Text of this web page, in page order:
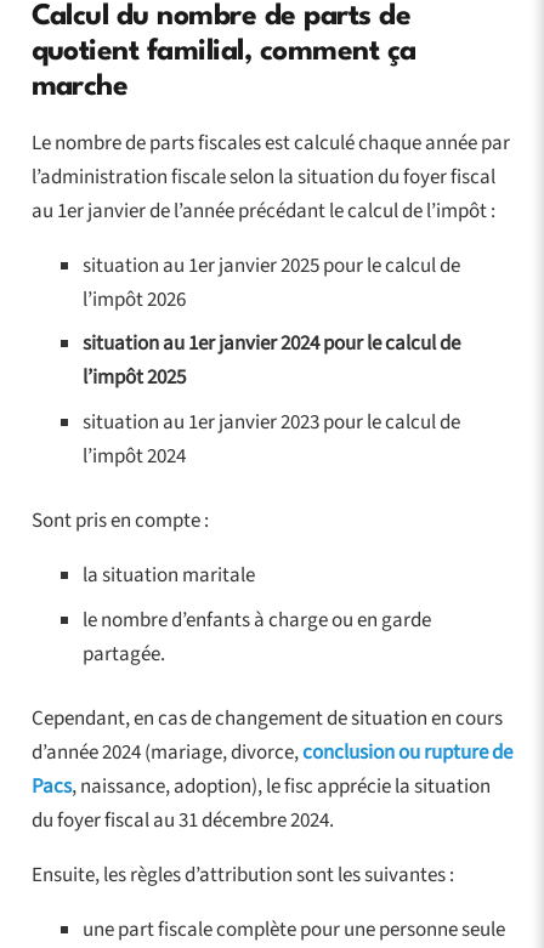
Calcul du nombre de parts de
quotient familial, comment ça
marche
Le nombre de parts fiscales est calculé chaque année par
l’administration fiscale selon la situation du foyer fiscal
au 1er janvier de l’année précédant le calcul de l’impôt :
situation au 1er janvier 2025 pour le calcul de
l’impôt 2026
situation au 1er janvier 2024 pour le calcul de
l’impôt 2025
situation au 1er janvier 2023 pour le calcul de
l’impôt 2024
Sont pris en compte :
la situation maritale
le nombre d’enfants à charge ou en garde
partagée.
Cependant, en cas de changement de situation en cours
d’année 2024 (mariage, divorce,conclusion ou rupture de
Pacs, naissance, adoption), le fisc apprécie la situation
du foyer fiscal au 31 décembre 2024.
Ensuite, les règles d’attribution sont les suivantes :
une part fiscale complète pour une personne seule